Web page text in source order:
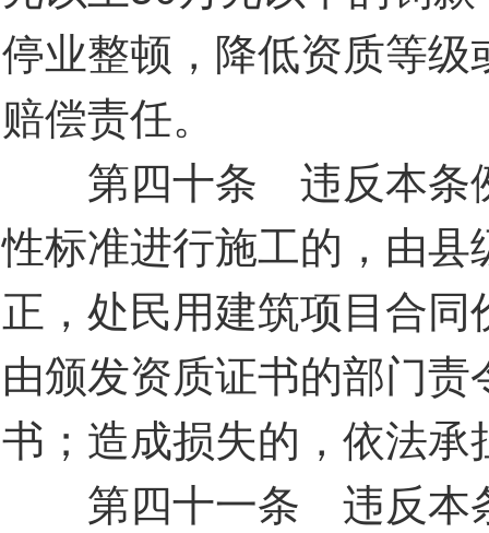
停业整顿，降低资质等
赔偿责任。
第四十条 违反本条例
性标准进行施工的，由
正，处民用建筑项目合
由颁发资质证书的部门
书；造成损失的，依法承
第四十一条 违反本条